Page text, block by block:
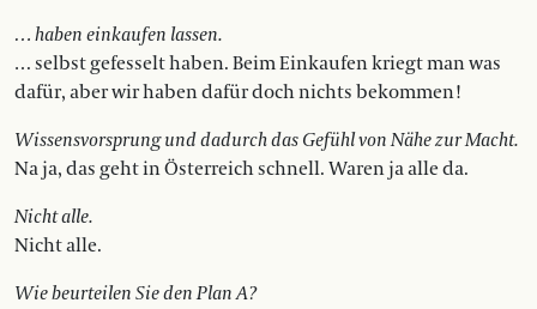
… haben einkaufen lassen.
… selbst gefesselt haben. Beim Einkaufen kriegt man was
dafür, aber wir haben dafür doch nichts bekommen!
Wissensvorsprung und dadurch das Gefühl von Nähe zur Macht.
Na ja, das geht in Österreich schnell. Waren ja alle da.
Nicht alle.
Nicht alle.
Wie beurteilen Sie den Plan A?